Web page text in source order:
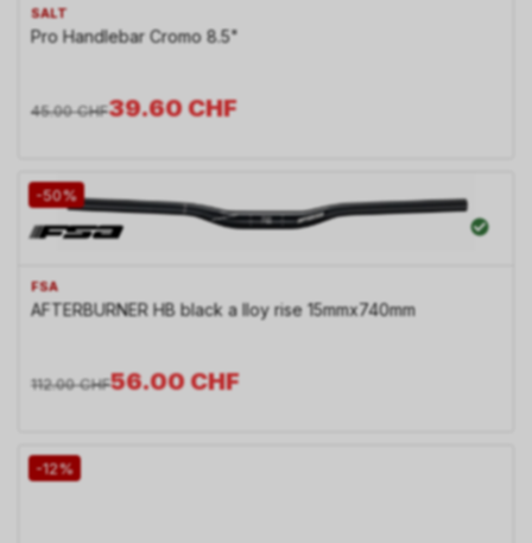
SALT
Pro Handlebar Cromo 8.5"
39.60CHF
45.00 CHF
-50%
FSA
AFTERBURNER HB black a lloy rise 15mmx740mm
56.00CHF
112.00 CHF
-12%